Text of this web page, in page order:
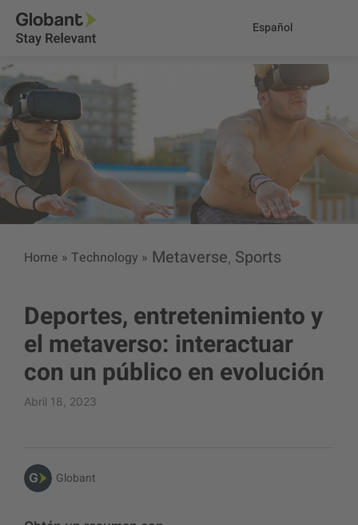
Español
Home » Technology » Metaverse, Sports
Deportes, entretenimiento y
el metaverso: interactuar
con un público en evolución
Abril 18, 2023
Globant